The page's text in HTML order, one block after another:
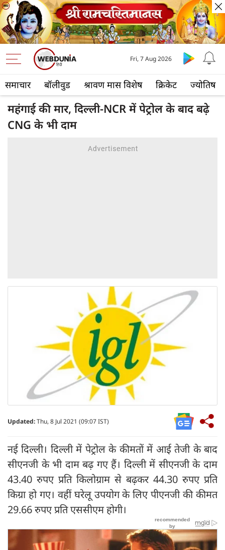
समाचार बॉलीवुड श्रावण मास विशेष क्रिकेट ज्योतिष
Fri, 7 Aug 2026
महंगाई की मार, दिल्ली-NCR में पेट्रोल के बाद बढ़े
CNG के भी दाम
Updated:Thu, 8 Jul 2021 (09:07 IST)
नई दिल्ली। दिल्ली में पेट्रोल के कीमतों में आई तेजी के बाद
सीएनजी के भी दाम बढ़ गए हैं। दिल्ली में सीएनजी के दाम
43.40 रुपए प्रति किलोग्राम से बढ़कर 44.30 रुपए प्रति
किग्रा हो गए। वहीं घरेलू उपयोग के लिए पीएनजी की कीमत
29.66 रुपए प्रति एससीएम होगी।